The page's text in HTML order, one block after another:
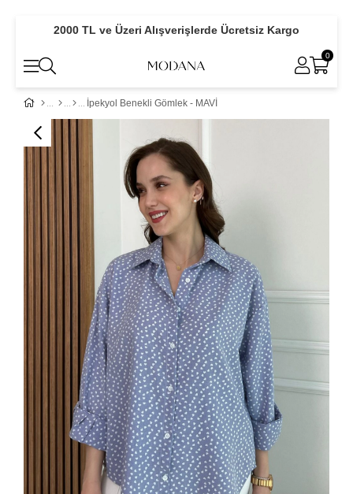
2000 TL ve Üzeri Alışverişlerde Ücretsiz Kargo
0
İpekyol Benekli Gömlek - MAVİ